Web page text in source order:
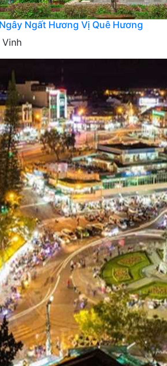
Ngất Hương Vị Quê Hương